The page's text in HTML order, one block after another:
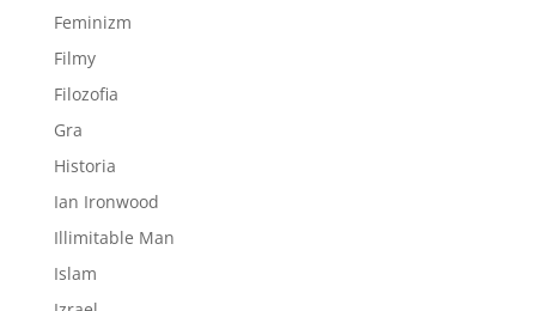
Feminizm
Filmy
Filozofia
Gra
Historia
Ian Ironwood
Illimitable Man
Islam